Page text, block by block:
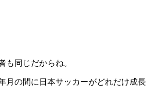
同じだからね。
月の間に日本サッカーがどれだけ成長